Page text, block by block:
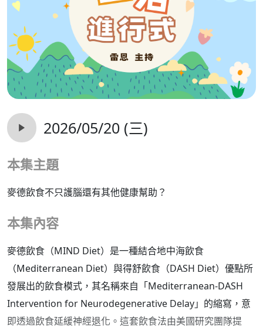
2026/05/20 (三)
本集主題
麥德飲食不只護腦還有其他健康幫助？
本集內容
麥德飲食（MIND Diet）是一種結合地中海飲食
（Mediterranean Diet）與得舒飲食（DASH Diet）優點所
發展出的飲食模式，其名稱來自「Mediterranean-DASH
Intervention for Neurodegenerative Delay」的縮寫，意
即透過飲食延緩神經退化。這套飲食法由美國研究團隊提